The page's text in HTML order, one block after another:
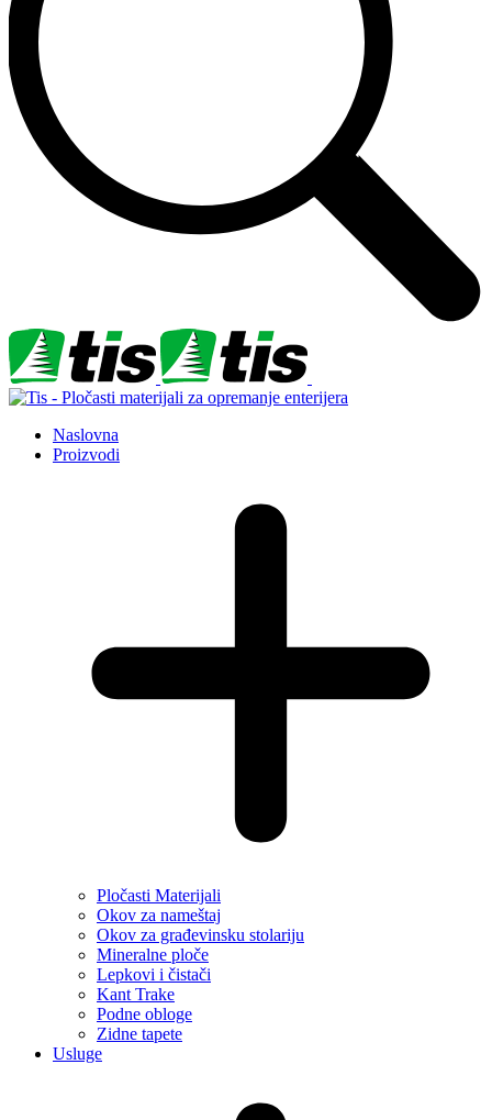
Naslovna
Proizvodi
Pločasti Materijali
Okov za nameštaj
Okov za građevinsku stolariju
Mineralne ploče
Lepkovi i čistači
Kant Trake
Podne obloge
Zidne tapete
Usluge